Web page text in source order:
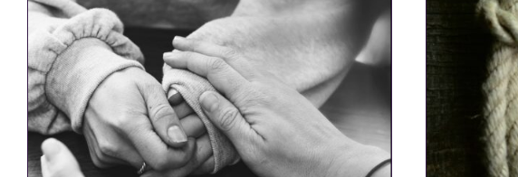
AJOUTER AU PANIER DÉTAILS